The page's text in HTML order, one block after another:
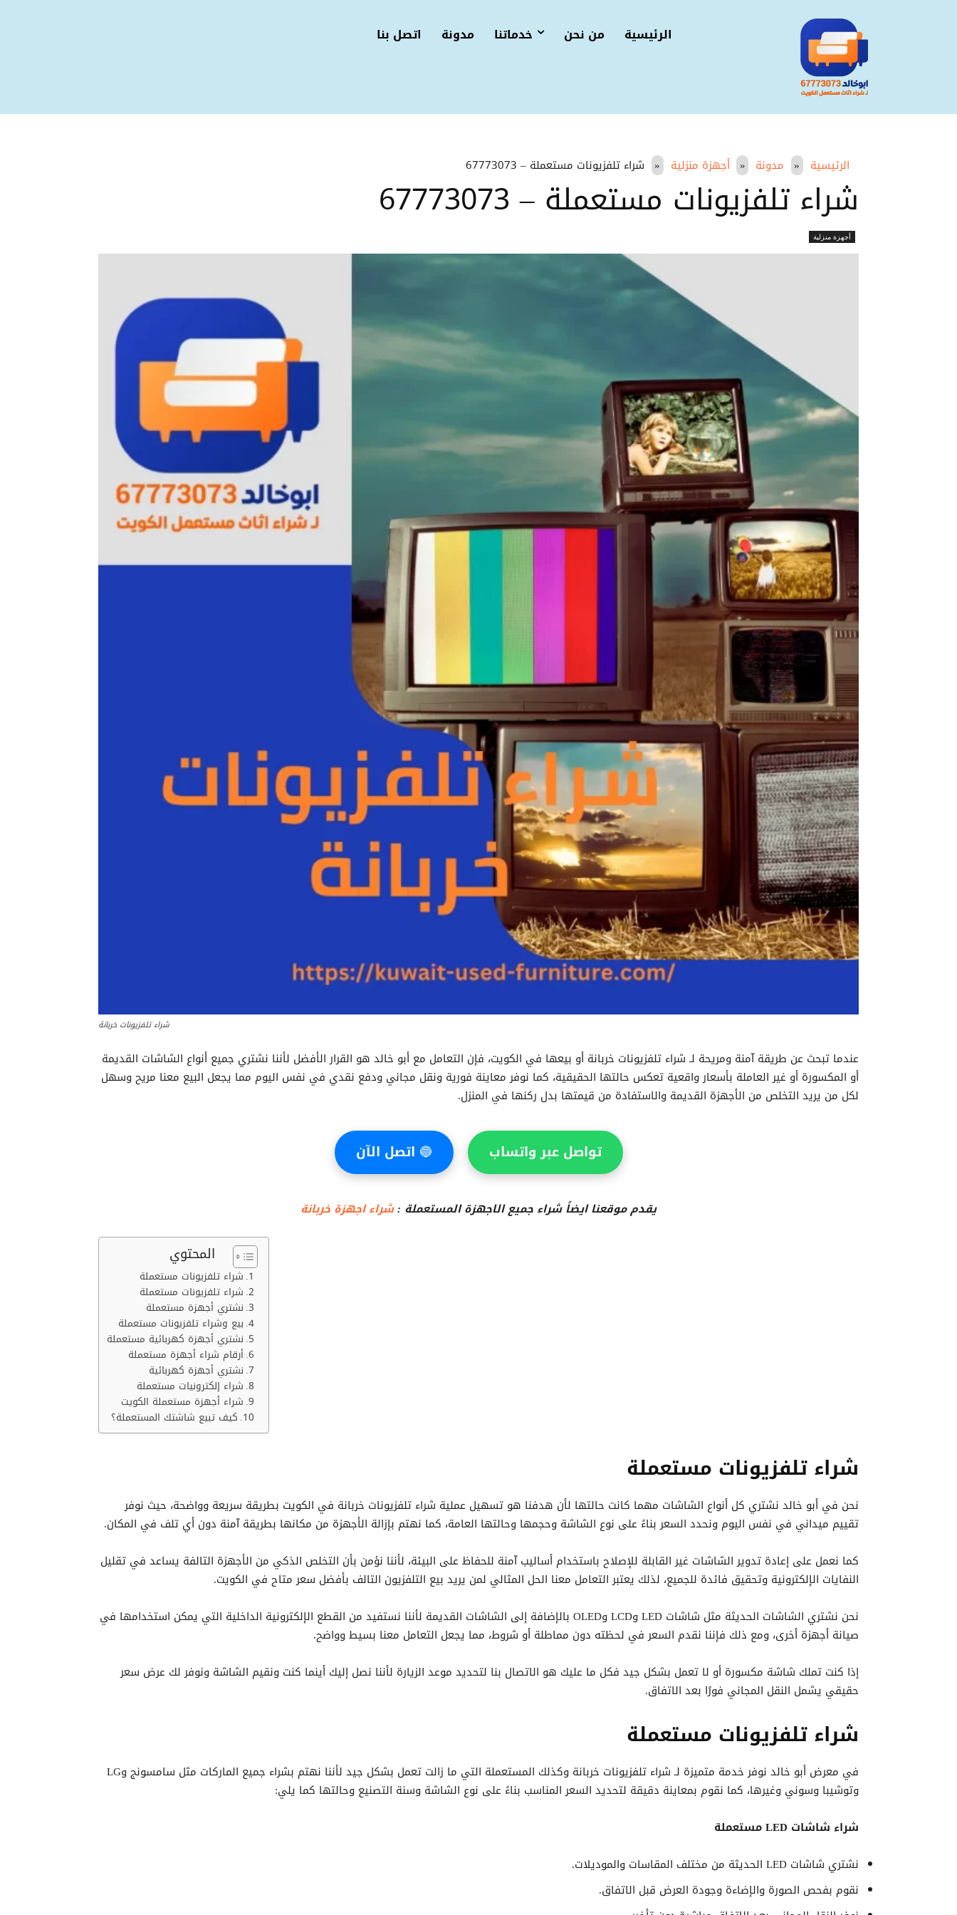
الرئيسية من نحن خدماتنا مدونة اتصل بنا
الرئيسية مدونة أجهزة منزلية شراء تلفزيونات مستعملة – 67773073
شراء تلفزيونات مستعملة – 67773073
أجهزة منزلية
شراء تلفزيونات خربانة
عندما تبحث عن طريقة آمنة ومريحة لـ شراء تلفزيونات خربانة أو بيعها في الكويت، فإن التعامل مع أبو خالد هو القرار الأفضل لأننا نشتري جميع أنواع الشاشات القديمة
أو المكسورة أو غير العاملة بأسعار واقعية تعكس حالتها الحقيقية، كما نوفر معاينة فورية ونقل مجاني ودفع نقدي في نفس اليوم مما يجعل البيع معنا مريح وسهل
لكل من يريد التخلص من الأجهزة القديمة والاستفادة من قيمتها بدل ركنها في المنزل.
تواصل عبر واتساب 🔵 اتصل الآن
يقدم موقعنا ايضاً شراء جميع الاجهزة المستعملة :شراء اجهزة خربانة
المحتوي
شراء تلفزيونات مستعملة
شراء تلفزيونات مستعملة
نشتري أجهزة مستعملة
بيع وشراء تلفزيونات مستعملة
نشتري أجهزة كهربائية مستعملة
أرقام شراء أجهزة مستعملة
نشتري أجهزة كهربائية
شراء إلكترونيات مستعملة
شراء أجهزة مستعملة الكويت
كيف تبيع شاشتك المستعملة؟
شراء تلفزيونات مستعملة
نحن في أبو خالد نشتري كل أنواع الشاشات مهما كانت حالتها لأن هدفنا هو تسهيل عملية شراء تلفزيونات خربانة في الكويت بطريقة سريعة وواضحة، حيث نوفر
تقييم ميداني في نفس اليوم ونحدد السعر بناءً على نوع الشاشة وحجمها وحالتها العامة، كما نهتم بإزالة الأجهزة من مكانها بطريقة آمنة دون أي تلف في المكان.
كما نعمل على إعادة تدوير الشاشات غير القابلة للإصلاح باستخدام أساليب آمنة للحفاظ على البيئة، لأننا نؤمن بأن التخلص الذكي من الأجهزة التالفة يساعد في تقليل
النفايات الإلكترونية وتحقيق فائدة للجميع، لذلك يعتبر التعامل معنا الحل المثالي لمن يريد بيع التلفزيون التالف بأفضل سعر متاح في الكويت.
نحن نشتري الشاشات الحديثة مثل شاشات LED وLCD وOLED بالإضافة إلى الشاشات القديمة لأننا نستفيد من القطع الإلكترونية الداخلية التي يمكن استخدامها في
صيانة أجهزة أخرى، ومع ذلك فإننا نقدم السعر في لحظته دون مماطلة أو شروط، مما يجعل التعامل معنا بسيط وواضح.
إذا كنت تملك شاشة مكسورة أو لا تعمل بشكل جيد فكل ما عليك هو الاتصال بنا لتحديد موعد الزيارة لأننا نصل إليك أينما كنت ونقيم الشاشة ونوفر لك عرض سعر
حقيقي يشمل النقل المجاني فورًا بعد الاتفاق.
شراء تلفزيونات مستعملة
في معرض أبو خالد نوفر خدمة متميزة لـ شراء تلفزيونات خربانة وكذلك المستعملة التي ما زالت تعمل بشكل جيد لأننا نهتم بشراء جميع الماركات مثل سامسونج وLG
وتوشيبا وسوني وغيرها، كما نقوم بمعاينة دقيقة لتحديد السعر المناسب بناءً على نوع الشاشة وسنة التصنيع وحالتها كما يلي:
شراء شاشات LED مستعملة
نشتري شاشات LED الحديثة من مختلف المقاسات والموديلات.
نقوم بفحص الصورة والإضاءة وجودة العرض قبل الاتفاق.